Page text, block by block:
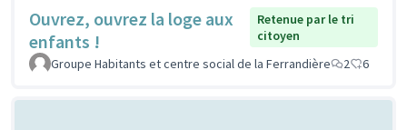
Ouvrez, ouvrez la loge aux
enfants !
Retenue par le tri
citoyen
Groupe Habitants et centre social de la Ferrandière
2 6